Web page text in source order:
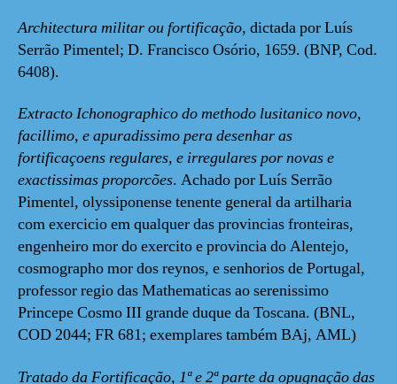
Architectura militar ou fortificação, dictada por Luís
Serrão Pimentel; D. Francisco Osório, 1659. (BNP, Cod.
6408).
Extracto Ichonographico do methodo lusitanico novo,
facillimo, e apuradissimo pera desenhar as
fortificaçoens regulares, e irregulares por novas e
exactissimas proporcões. Achado por Luís Serrão
Pimentel, olyssiponense tenente general da artilharia
com exercicio em qualquer das provincias fronteiras,
engenheiro mor do exercito e provincia do Alentejo,
cosmographo mor dos reynos, e senhorios de Portugal,
professor regio das Mathematicas ao serenissimo
Princepe Cosmo III grande duque da Toscana. (BNL,
COD 2044; FR 681; exemplares também BAj, AML)
Tratado da Fortificação, 1ª e 2ª parte da opugnação das